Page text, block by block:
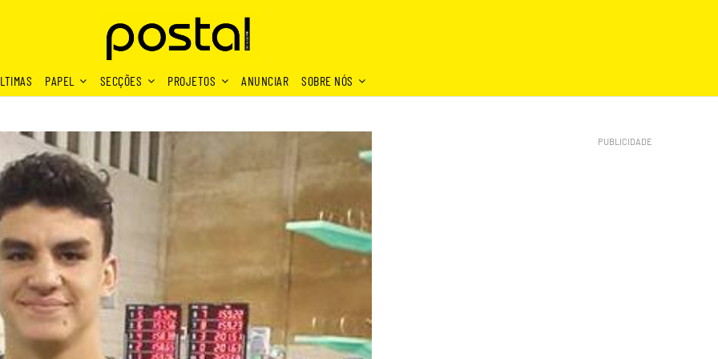
PAPEL SECÇÕES PROJETOS ANUNCIAR SOBRE NÓS